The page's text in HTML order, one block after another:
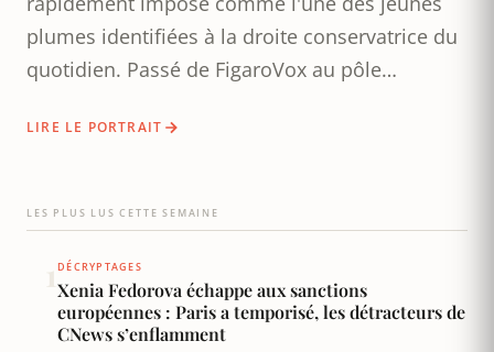
plumes identifiées à la droite conservatrice du
quotidien. Passé de FigaroVox au pôle
l'antispécisme, éditorialiste sur CNews et co-
débats de société et enquêtes au…
LIRE LE PORTRAIT
LES PLUS LUS CETTE SEMAINE
1 DÉCRYPTAGES
Xenia Fedorova échappe aux sanctions
européennes : Paris a temporisé, les détracteurs de
CNews s’enflamment